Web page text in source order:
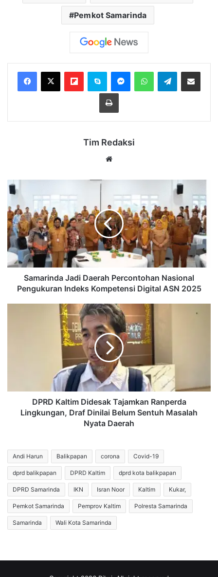
Pemkot Samarinda
FlipboardSkype MessengerWhatsAppTelegramBagikan melalui Email
Cetak
Tim Redaksi
Samarinda
Jadi
Daerah
Percontohan
Nasional
Pengukuran
Indeks
Kompetensi
Digital
2025
Samarinda Jadi Daerah Percontohan Nasional
Pengukuran Indeks Kompetensi Digital ASN 2025
Belum
Masalah
DPRD Kaltim Didesak Tajamkan Ranperda
Lingkungan, Draf Dinilai Belum Sentuh Masalah
Nyata Daerah
Andi Harun Balikpapan corona Covid-19
dprd balikpapan DPRD Kaltim dprd kota balikpapan
DPRD Samarinda IKN Isran Noor Kaltim Kukar,
Pemkot Samarinda Pemprov Kaltim Polresta Samarinda
Samarinda Wali Kota Samarinda